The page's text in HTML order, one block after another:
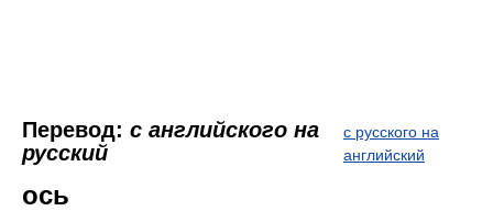
Перевод: с английского на
русский
с русского на
английский
ось